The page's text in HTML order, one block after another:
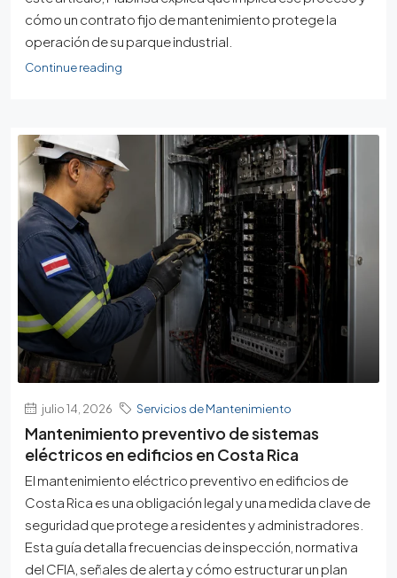
cómo un contrato fijo de mantenimiento protege la
operación de su parque industrial.
Continue reading
julio 14, 2026 Servicios de Mantenimiento
Mantenimiento preventivo de sistemas
eléctricos en edificios en Costa Rica
El mantenimiento eléctrico preventivo en edificios de
Costa Rica es una obligación legal y una medida clave de
seguridad que protege a residentes y administradores.
Esta guía detalla frecuencias de inspección, normativa
del CFIA, señales de alerta y cómo estructurar un plan